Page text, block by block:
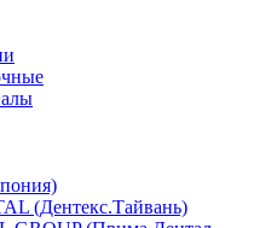
(Дентекс.Тайвань)